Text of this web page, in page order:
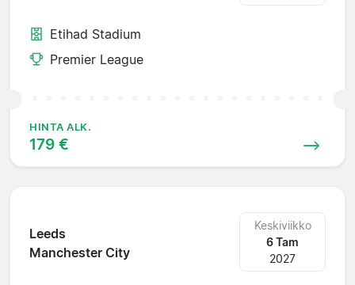
Etihad Stadium
Premier League
HINTA ALK.
179 €
Leeds
Manchester City
Keskiviikko
6 Tam
2027